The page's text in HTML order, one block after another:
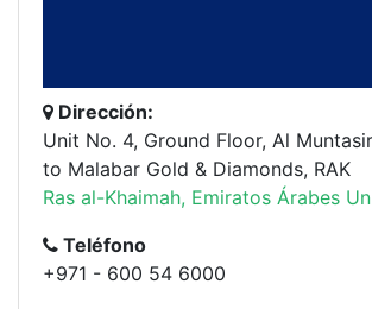
Dirección:
Unit No. 4, Ground Floor, Al
to Malabar Gold & Diamonds, RAK
Ras al-Khaimah, Emiratos Árabes
Teléfono
+971 - 600 54 6000